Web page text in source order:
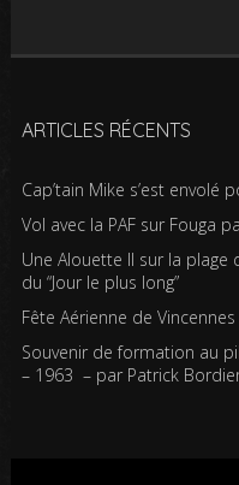
ARTICLES RÉCENTS
Cap’tain Mike s’est envolé
Vol avec la PAF sur Fouga
Une Alouette II sur la plage
du “Jour le plus long”
Fête Aérienne de
Souvenir de formation au
– 1963 – par Patrick